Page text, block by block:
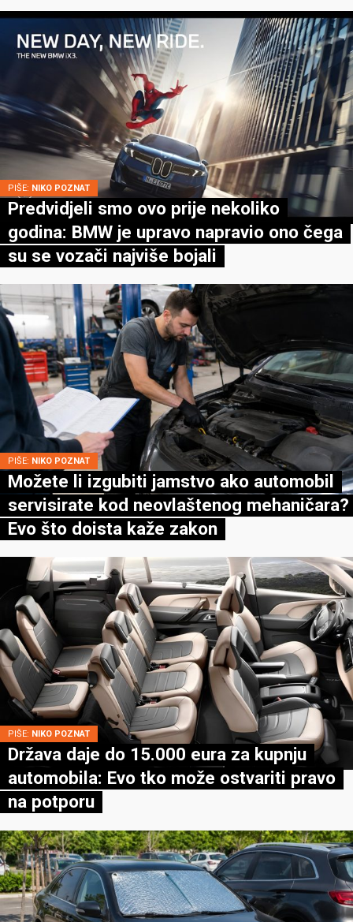
PIŠE: NIKO POZNAT
Predvidjeli smo ovo prije nekoliko
godina: BMW je upravo napravio ono čega
su se vozači najviše bojali
PIŠE: NIKO POZNAT
Možete li izgubiti jamstvo ako automobil
servisirate kod neovlaštenog mehaničara?
Evo što doista kaže zakon
PIŠE: NIKO POZNAT
Država daje do 15.000 eura za kupnju
automobila: Evo tko može ostvariti pravo
na potporu